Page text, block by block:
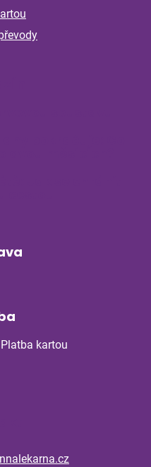
Platba kartou